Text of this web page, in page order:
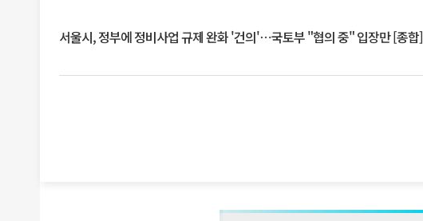
서울시, 정부에 정비사업 규제 완화 '건의'⋯국토부 "협의 중" 입장만 [종합]